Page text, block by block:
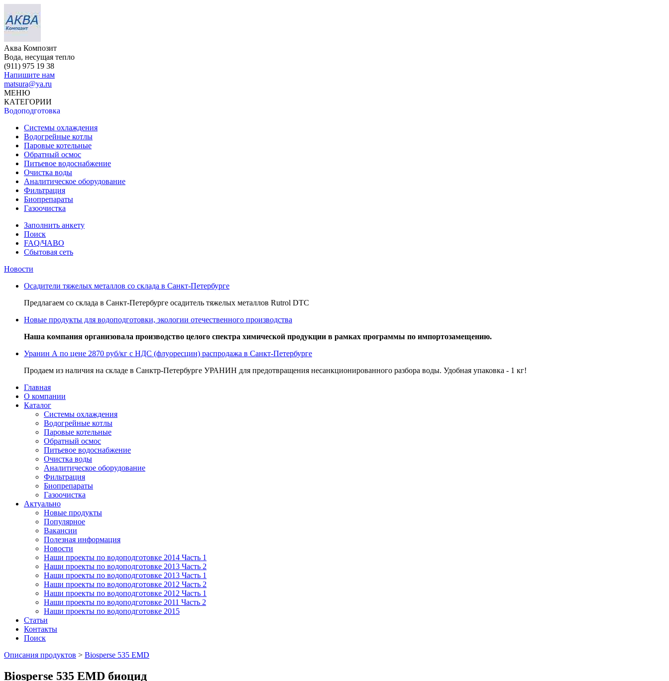
Аква Композит
Вода, несущая тепло
(911) 975 19 38
Напишите нам
matsura@ya.ru
МЕНЮ
КАТЕГОРИИ
Водоподготовка
Системы охлаждения
Водогрейные котлы
Паровые котельные
Обратный осмос
Питьевое водоснабжение
Очистка воды
Аналитическое оборудование
Фильтрация
Биопрепараты
Газоочистка
Заполнить анкету
Поиск
FAQ/ЧАВО
Сбытовая сеть
Новости
Осадители тяжелых металлов со склада в Санкт-Петербурге
Предлагаем со склада в Санкт-Петербурге осадитель тяжелых металлов Rutrol DTC
Новые продукты для водоподготовки, экологии отечественного производства
Наша компания организовала производство целого спектра химической продукции в рамках программы по импортозамещению.
Уранин А по цене 2870 руб/кг с НДС (флуоресцин) распродажа в Санкт-Петербурге
Продаем из наличия на складе в Санктр-Петербурге УРАНИН для предотвращения несанкционированного разбора воды. Удобная упаковка - 1 кг!
Главная
О компании
Каталог
Системы охлаждения
Водогрейные котлы
Паровые котельные
Обратный осмос
Питьевое водоснабжение
Очистка воды
Аналитическое оборудование
Фильтрация
Биопрепараты
Газоочистка
Актуально
Новые продукты
Популярное
Вакансии
Полезная информация
Новости
Наши проекты по водоподготовке 2014 Часть 1
Наши проекты по водоподготовке 2013 Часть 2
Наши проекты по водоподготовке 2013 Часть 1
Наши проекты по водоподготовке 2012 Часть 2
Наши проекты по водоподготовке 2012 Часть 1
Наши проекты по водоподготовке 2011 Часть 2
Наши проекты по водоподготовке 2015
Статьи
Контакты
Поиск
Описания продуктов > Biosperse 535 EMD
Biosperse 535 EMD биоцид